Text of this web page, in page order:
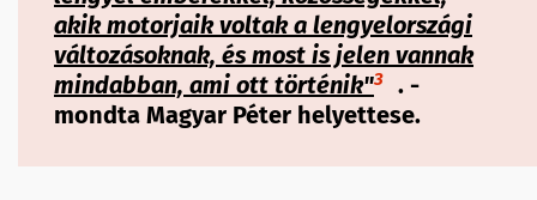
akik motorjaik voltak a lengyelországi
változásoknak, és most is jelen vannak
mindabban, ami ott történik"3
. -
mondta Magyar Péter helyettese.